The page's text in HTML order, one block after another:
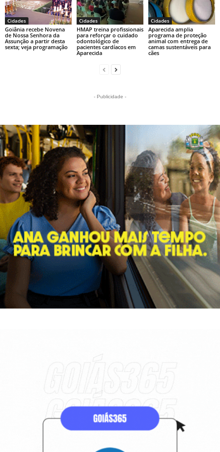
Cidades
Goiânia recebe Novena
de Nossa Senhora da
Assunção a partir desta
sexta; veja programação
Cidades
HMAP treina profissionais
para reforçar o cuidado
odontológico de
pacientes cardíacos em
Aparecida
Cidades
Aparecida amplia
programa de proteção
animal com entrega de
camas sustentáveis para
cães
- Publicidade -